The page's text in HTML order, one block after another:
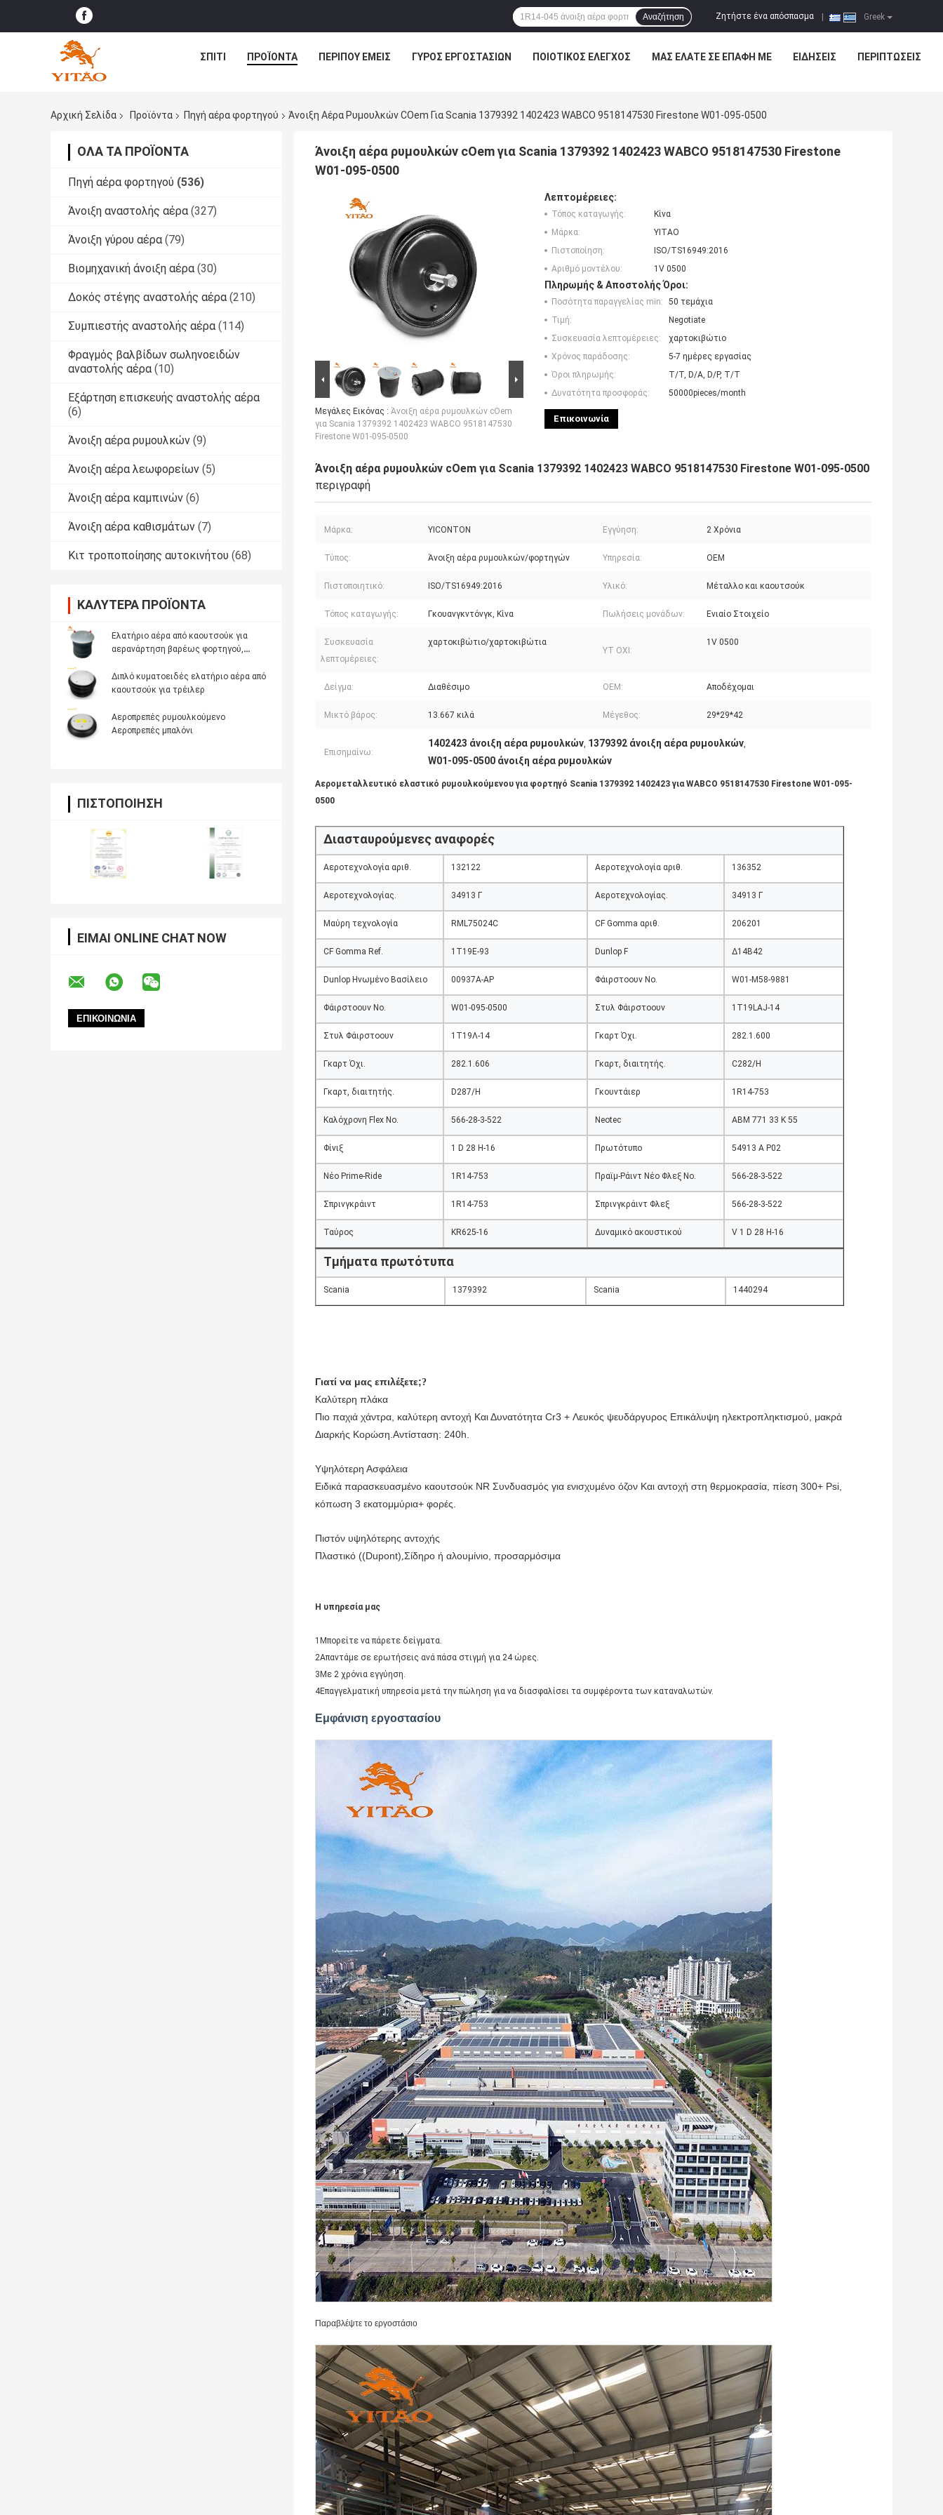
Greek
Ζητήστε ένα απόσπασμα
Αναζήτηση
ΣΠΊΤΙ ΠΡΟΪΌΝΤΑ ΠΕΡΊΠΟΥ ΕΜΕΊΣ ΓΎΡΟΣ ΕΡΓΟΣΤΑΣΊΩΝ ΠΟΙΟΤΙΚΌΣ ΈΛΕΓΧΟΣ ΜΑΣ ΕΛΆΤΕ ΣΕ ΕΠΑΦΉ ΜΕ ΕΙΔΉΣΕΙΣ ΠΕΡΙΠΤΏΣΕΙΣ
Αρχική Σελίδα Προϊόντα Πηγή αέρα φορτηγού Άνοιξη Αέρα Ρυμουλκών COem Για Scania 1379392 1402423 WABCO 9518147530 Firestone W01-095-0500
ΌΛΑ ΤΑ ΠΡΟΪΌΝΤΑ
Πηγή αέρα φορτηγού (536)
Άνοιξη αναστολής αέρα (327)
Άνοιξη γύρου αέρα (79)
Βιομηχανική άνοιξη αέρα (30)
Δοκός στέγης αναστολής αέρα (210)
Συμπιεστής αναστολής αέρα (114)
Φραγμός βαλβίδων σωληνοειδών
αναστολής αέρα (10)
Εξάρτηση επισκευής αναστολής αέρα
(6)
Άνοιξη αέρα ρυμουλκών (9)
Άνοιξη αέρα λεωφορείων (5)
Άνοιξη αέρα καμπινών (6)
Άνοιξη αέρα καθισμάτων (7)
Κιτ τροποποίησης αυτοκινήτου (68)
ΚΑΛΎΤΕΡΑ ΠΡΟΪΌΝΤΑ
Ελατήριο αέρα από καουτσούκ για
αερανάρτηση βαρέως φορτηγού,
8050, Dayton 352-8050, AB Vovo
3130498
Διπλό κυματοειδές ελατήριο αέρα από
καουτσούκ για τρέιλερ
Αεροπρεπές ρυμουλκούμενο
Αεροπρεπές μπαλόνι
ΠΙΣΤΟΠΟΊΗΣΗ
ΕΊΜΑΙ ONLINE CHAT NOW
Άνοιξη αέρα ρυμουλκών cOem για Scania 1379392 1402423 WABCO 9518147530 Firestone
W01-095-0500
Μεγάλες Εικόνας : Άνοιξη αέρα ρυμουλκών cOem
για Scania 1379392 1402423 WABCO 9518147530
Firestone W01-095-0500
Λεπτομέρειες:
Τόπος καταγωγής:
Κίνα
Μάρκα:
YITAO
Πιστοποίηση:
ISO/TS16949:2016
Αριθμό μοντέλου:
1V 0500
Πληρωμής & Αποστολής Όροι:
Ποσότητα παραγγελίας min:
50 τεμάχια
Τιμή:
Negotiate
Συσκευασία λεπτομέρειες:
χαρτοκιβώτιο
Χρόνος παράδοσης:
5-7 ημέρες εργασίας
Όροι πληρωμής:
T/T, D/A, D/P, T/T
Δυνατότητα προσφοράς:
50000pieces/month
Επικοινωνία
Άνοιξη αέρα ρυμουλκών cOem για Scania 1379392 1402423 WABCO 9518147530 Firestone W01-095-0500
περιγραφή
Μάρκα: YICONTON Εγγύηση: 2 Χρόνια
Τύπος: Άνοιξη αέρα ρυμουλκών/φορτηγών Υπηρεσία: OEM
Πιστοποιητικό: ISO/TS16949:2016 Υλικό: Μέταλλο και καουτσούκ
Τόπος καταγωγής: Γκουανγκντόνγκ, Κίνα Πωλήσεις μονάδων: Ενιαίο Στοιχείο
Συσκευασία
λεπτομέρειες:
χαρτοκιβώτιο/χαρτοκιβώτια
ΥΤ ΟΧΙ:
1V 0500
Δείγμα: Διαθέσιμο OEM: Αποδέχομαι
Μικτό βάρος: 13.667 κιλά Μέγεθος: 29*29*42
Επισημαίνω:
1402423 άνοιξη αέρα ρυμουλκών, 1379392 άνοιξη αέρα ρυμουλκών,
W01-095-0500 άνοιξη αέρα ρυμουλκών
Αερομεταλλευτικό ελαστικό ρυμουλκούμενου για φορτηγό Scania 1379392 1402423 για WABCO 9518147530 Firestone W01-095-
0500
Διασταυρούμενες αναφορές
Αεροτεχνολογία αριθ. 132122 Αεροτεχνολογία αριθ. 136352
Αεροτεχνολογίας. 34913 Γ Αεροτεχνολογίας. 34913 Γ
Μαύρη τεχνολογία RML75024C CF Gomma αριθ. 206201
CF Gomma Ref. 1Τ19Ε-93 Dunlop F Δ14Β42
Dunlop Ηνωμένο Βασίλειο 00937Α-ΑΡ Φάιρστοουν Νο. W01-M58-9881
Φάιρστοουν Νο. W01-095-0500 Στυλ Φάιρστοουν 1T19LAJ-14
Στυλ Φάιρστοουν 1Τ19Λ-14 Γκαρτ Όχι. 282.1.600
Γκαρτ Όχι. 282.1.606 Γκαρτ, διαιτητής. C282/H
Γκαρτ, διαιτητής. D287/H Γκουντάιερ 1R14-753
Καλόχρονη Flex No. 566-28-3-522 Neotec ABM 771 33 K 55
Φίνιξ 1 D 28 H-16 Πρωτότυπο 54913 Α P02
Νέο Prime-Ride 1R14-753 Πραϊμ-Ράιντ Νέο Φλεξ Νο. 566-28-3-522
Σπρινγκράιντ 1R14-753 Σπρινγκράιντ Φλεξ 566-28-3-522
Ταύρος KR625-16 Δυναμικό ακουστικού V 1 D 28 H-16
Τμήματα πρωτότυπα
Scania 1379392 Scania 1440294
Γιατί να μας επιλέξετε;?
Καλύτερη πλάκα
Πιο παχιά χάντρα, καλύτερη αντοχή Και Δυνατότητα Cr3 + Λευκός ψευδάργυρος Επικάλυψη ηλεκτροπληκτισμού, μακρά
Διαρκής Κορώση.Αντίσταση: 240h.
Υψηλότερη Ασφάλεια
Ειδικά παρασκευασμένο καουτσούκ NR Συνδυασμός για ενισχυμένο όζον Και αντοχή στη θερμοκρασία, πίεση 300+ Psi,
κόπωση 3 εκατομμύρια+ φορές.
Πιστόν υψηλότερης αντοχής
Πλαστικό ((Dupont),Σίδηρο ή αλουμίνιο, προσαρμόσιμα
Η υπηρεσία μας
1Μπορείτε να πάρετε δείγματα.
2Απαντάμε σε ερωτήσεις ανά πάσα στιγμή για 24 ώρες.
3Με 2 χρόνια εγγύηση.
4Επαγγελματική υπηρεσία μετά την πώληση για να διασφαλίσει τα συμφέροντα των καταναλωτών.
Εμφάνιση εργοστασίου
Παραβλέψτε το εργοστάσιο